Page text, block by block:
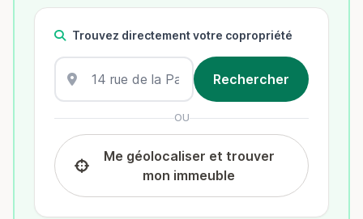
Trouvez directement votre copropriété
OU
Me géolocaliser et trouver
mon immeuble